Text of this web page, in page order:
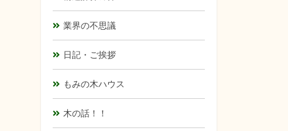
業界の不思議
日記・ご挨拶
もみの木ハウス
木の話！！